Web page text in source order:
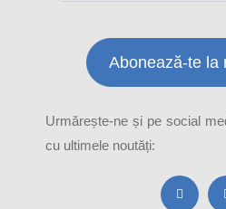
Abonează-te la
Urmărește-ne și pe social
cu ultimele noutăți: